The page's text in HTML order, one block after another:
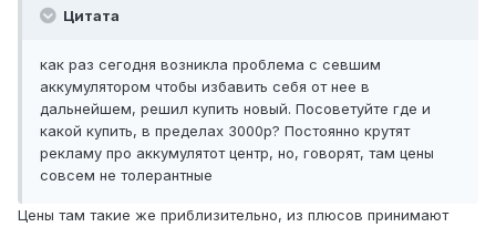
Цитата
как раз сегодня возникла проблема с севшим
аккумулятором чтобы избавить себя от нее в
дальнейшем, решил купить новый. Посоветуйте где и
какой купить, в пределах 3000р? Постоянно крутят
рекламу про аккумулятот центр, но, говорят, там цены
совсем не толерантные
Цены там такие же приблизительно, из плюсов принимают